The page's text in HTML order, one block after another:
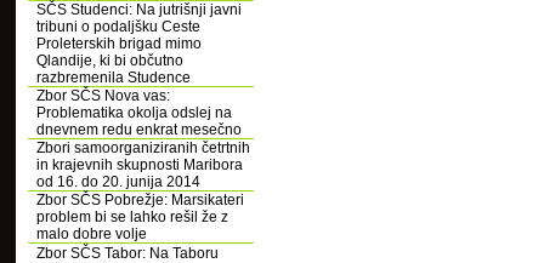
SČS Studenci: Na jutrišnji javni
tribuni o podaljšku Ceste
Proleterskih brigad mimo
Qlandije, ki bi občutno
razbremenila Studence
Zbor SČS Nova vas:
Problematika okolja odslej na
dnevnem redu enkrat mesečno
Zbori samoorganiziranih četrtnih
in krajevnih skupnosti Maribora
od 16. do 20. junija 2014
Zbor SČS Pobrežje: Marsikateri
problem bi se lahko rešil že z
malo dobre volje
Zbor SČS Tabor: Na Taboru